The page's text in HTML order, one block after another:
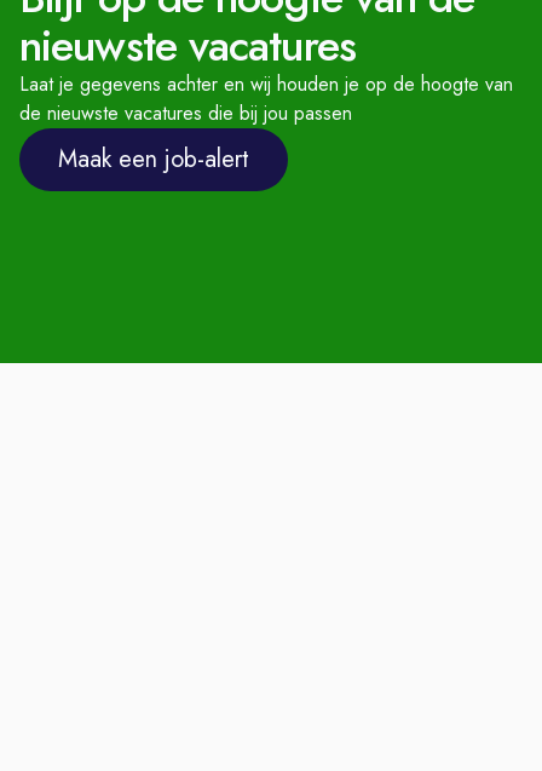
Waarom kiezen voor Amega?
Werken met de gaafste automerken!
Sluit je aan bij een groeiend en
succesvol bedrijf
Grootste automotive dealerholding in
de regio
gemiddeld 10,5 jaar bij ons blijven
nieuwste vacatures
Laat je gegevens achter en wij houden je op de hoogte van
de nieuwste vacatures die bij jou passen
Maak een job-alert